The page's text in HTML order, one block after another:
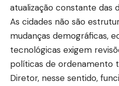
atualização constante das
As cidades não são
mudanças demográficas,
tecnológicas exigem
políticas de ordenamento
Diretor, nesse sentido,